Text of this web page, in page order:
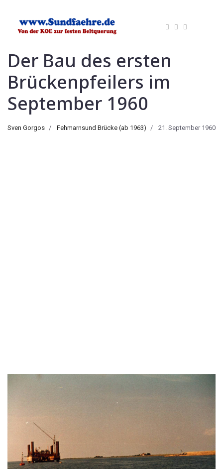
Der Bau des ersten
Brückenpfeilers im
September 1960
Sven Gorgos Fehmarnsund Brücke (ab 1963) 21. September 1960